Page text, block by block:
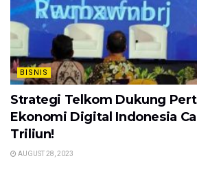
BISNIS
Strategi Telkom Dukung
Ekonomi Digital Indonesia
Triliun!
AUGUST 28, 2023